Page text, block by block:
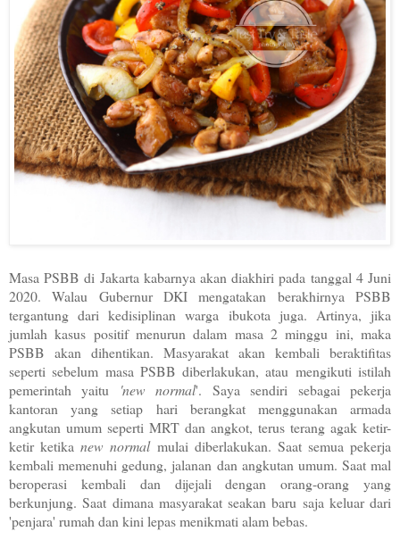
Masa PSBB di Jakarta kabarnya akan diakhiri pada tanggal 4 Juni
2020. Walau Gubernur DKI mengatakan berakhirnya PSBB
tergantung dari kedisiplinan warga ibukota juga. Artinya, jika
jumlah kasus positif menurun dalam masa 2 minggu ini, maka
PSBB akan dihentikan. Masyarakat akan kembali beraktifitas
seperti sebelum masa PSBB diberlakukan, atau mengikuti istilah
pemerintah yaitu
'new normal'. Saya sendiri sebagai pekerja
kantoran yang setiap hari berangkat menggunakan armada
angkutan umum seperti MRT dan angkot, terus terang agak ketir-
ketir ketikanew normalmulai diberlakukan. Saat semua pekerja
kembali memenuhi gedung, jalanan dan angkutan umum. Saat mal
beroperasi kembali dan dijejali dengan orang-orang yang
berkunjung. Saat dimana masyarakat seakan baru saja keluar dari
'penjara' rumah dan kini lepas menikmati alam bebas.